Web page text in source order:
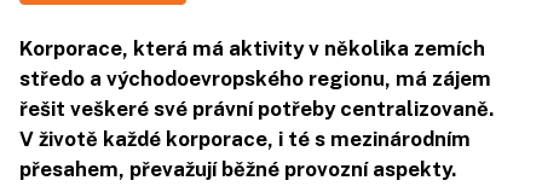
Korporace, která má aktivity v několika zemích
středo a východoevropského regionu, má zájem
řešit veškeré své právní potřeby centralizovaně.
V životě každé korporace, i té s mezinárodním
přesahem, převažují běžné provozní aspekty.